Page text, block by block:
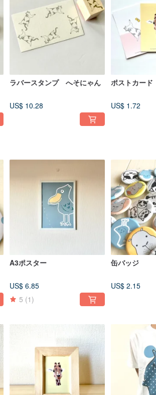
ラバースタンプ へそにゃん
US$ 10.28
ポストカード
US$ 1.72
A3ポスター
US$ 6.85
5 (1)
缶バッジ
US$ 2.15